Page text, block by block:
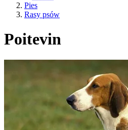
Pies
Rasy psów
Poitevin